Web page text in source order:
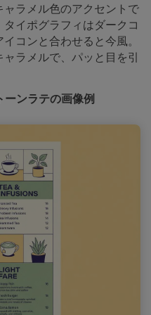
ラメル色のアクセントで
イポグラフィはダークコ
コンと合わせると今風。
ラメルで、パッと目を引
ンラテの画像例